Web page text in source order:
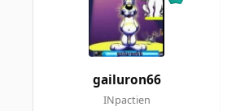
gailuron66
INpactien